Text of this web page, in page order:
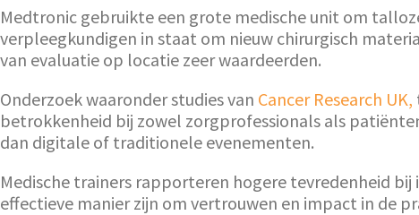
Medtronic gebruikte een grote medische unit om
verpleegkundigen in staat om nieuw chirurgisch
van evaluatie op locatie zeer waardeerden.
Onderzoek waaronder studies van Cancer Research UK,
betrokkenheid bij zowel zorgprofessionals als
dan digitale of traditionele evenementen.
Medische trainers rapporteren hogere tevredenheid
effectieve manier zijn om vertrouwen en impact in de